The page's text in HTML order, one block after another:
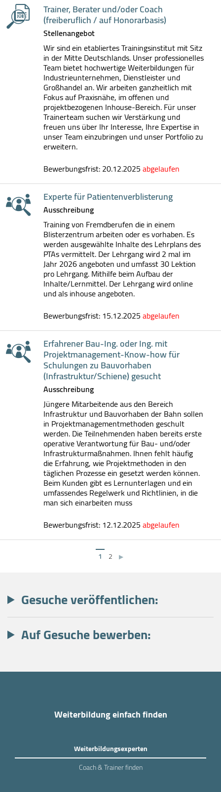
Trainer, Berater und/oder Coach
(freiberuflich / auf Honorarbasis)
Stellenangebot
Wir sind ein etabliertes Trainingsinstitut mit Sitz
in der Mitte Deutschlands. Unser professionelles
Team bietet hochwertige Weiterbildungen für
Industrieunternehmen, Dienstleister und
Großhandel an. Wir arbeiten ganzheitlich mit
Fokus auf Praxisnähe, im offenen und
projektbezogenen Inhouse-Bereich. Für unser
Trainerteam suchen wir Verstärkung und
freuen uns über Ihr Interesse, Ihre Expertise in
unser Team einzubringen und unser Portfolio zu
erweitern.
Bewerbungsfrist: 20.12.2025abgelaufen
Experte für Patientenverblisterung
Ausschreibung
Training von Fremdberufen die in einem
Blisterzentrum arbeiten oder es vorhaben. Es
werden ausgewählte Inhalte des Lehrplans des
PTAs vermittelt. Der Lehrgang wird 2 mal im
Jahr 2026 angeboten und umfasst 30 Lektion
pro Lehrgang. Mithilfe beim Aufbau der
Inhalte/Lernmittel. Der Lehrgang wird online
und als inhouse angeboten.
Bewerbungsfrist: 15.12.2025abgelaufen
Erfahrener Bau-Ing. oder Ing. mit
Projektmanagement-Know-how für
Schulungen zu Bauvorhaben
(Infrastruktur/Schiene) gesucht
Ausschreibung
Jüngere Mitarbeitende aus den Bereich
Infrastruktur und Bauvorhaben der Bahn sollen
in Projektmanagementmethoden geschult
werden. Die Teilnehmenden haben bereits erste
operative Verantwortung für Bau- und/oder
Infrastrukturmaßnahmen. Ihnen fehlt häufig
die Erfahrung, wie Projektmethoden in den
täglichen Prozesse ein gesetzt werden können.
Beim Kunden gibt es Lernunterlagen und ein
umfassendes Regelwerk und Richtlinien, in die
man sich einarbeiten muss
Bewerbungsfrist: 12.12.2025abgelaufen
1 2 ▶
Gesuche veröffentlichen:
Auf Gesuche bewerben:
Weiterbildung einfach finden
Weiterbildungsexperten
Coach & Trainer finden